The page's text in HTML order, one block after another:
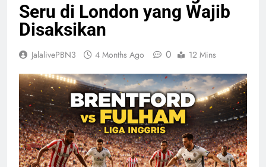
Seru di London yang Wajib
Disaksikan
JalalivePBN3 4 Months Ago 0 12 Mins